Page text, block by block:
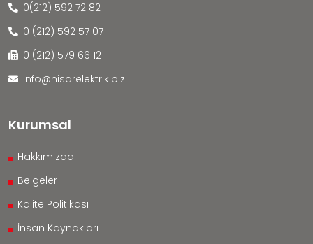
0(212) 592 72 82
0 (212) 592 57 07
0 (212) 579 66 12
info@hisarelektrik.biz
Kurumsal
Hakkımızda
Belgeler
Kalite Politikası
İnsan Kaynakları